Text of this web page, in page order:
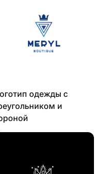
одежды с
и